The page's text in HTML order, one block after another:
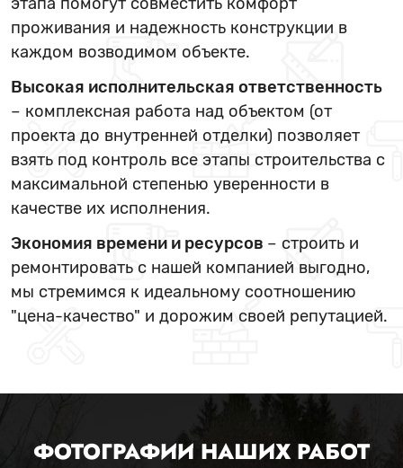
проживания и надежность конструкции в
каждом возводимом объекте.
Высокая исполнительская ответственность
– комплексная работа над объектом (от
проекта до внутренней отделки) позволяет
взять под контроль все этапы строительства с
максимальной степенью уверенности в
качестве их исполнения.
Экономия времени и ресурсов – строить и
ремонтировать с нашей компанией выгодно,
мы стремимся к идеальному соотношению
"цена-качество" и дорожим своей репутацией.
ФОТОГРАФИИ НАШИХ РАБОТ